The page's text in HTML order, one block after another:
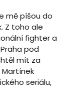
mě píšou do
Z toho ale
fighter a
pod
mít za
seriálu,